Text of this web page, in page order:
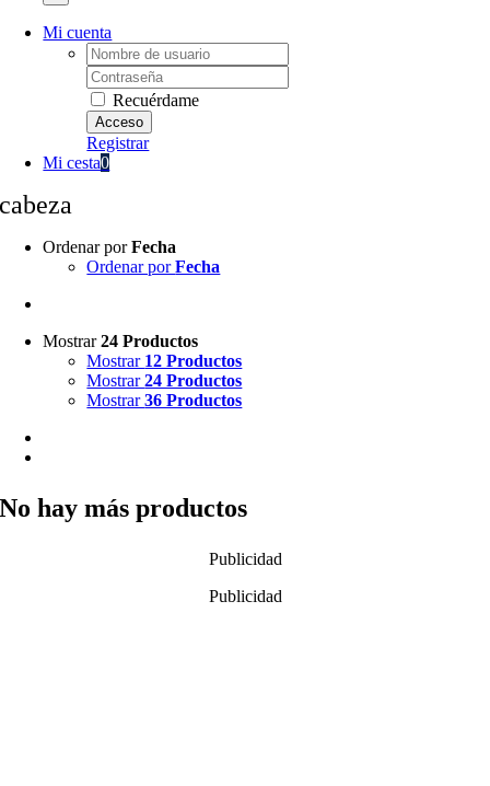
Mi cuenta
Username:
Password:
Recuérdame
Registrar
Mi cesta0
cabeza
Ordenar porFecha
Ordenar porFecha
Mostrar24 Productos
Mostrar 12 Productos
Mostrar24 Productos
Mostrar36 Productos
No hay más productos
Publicidad
Publicidad